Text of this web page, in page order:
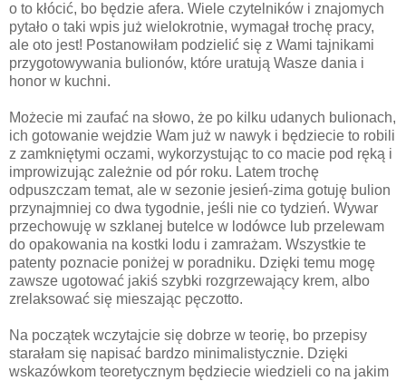
o to kłócić, bo będzie afera. Wiele czytelników i znajomych
pytało o taki wpis już wielokrotnie, wymagał trochę pracy,
ale oto jest! Postanowiłam podzielić się z Wami tajnikami
przygotowywania bulionów, które uratują Wasze dania i
honor w kuchni.
Możecie mi zaufać na słowo, że po kilku udanych bulionach,
ich gotowanie wejdzie Wam już w nawyk i będziecie to robili
z zamkniętymi oczami, wykorzystując to co macie pod ręką i
improwizując zależnie od pór roku. Latem trochę
odpuszczam temat, ale w sezonie jesień-zima gotuję bulion
przynajmniej co dwa tygodnie, jeśli nie co tydzień. Wywar
przechowuję w szklanej butelce w lodówce lub przelewam
do opakowania na kostki lodu i zamrażam. Wszystkie te
patenty poznacie poniżej w poradniku. Dzięki temu mogę
zawsze ugotować jakiś szybki rozgrzewający krem, albo
zrelaksować się mieszając pęczotto.
Na początek wczytajcie się dobrze w teorię, bo przepisy
starałam się napisać bardzo minimalistycznie. Dzięki
wskazówkom teoretycznym będziecie wiedzieli co na jakim